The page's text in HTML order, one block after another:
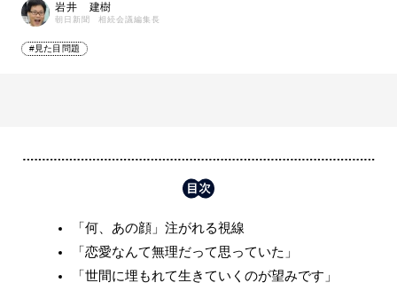
岩井 建樹
朝日新聞 相続会議編集長
#見た目問題
「何、あの顔」注がれる視線
「恋愛なんて無理だって思っていた」
「世間に埋もれて生きていくのが望みです」